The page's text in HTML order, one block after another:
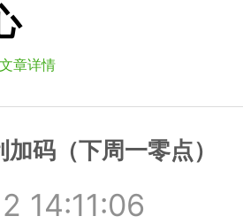
文章详情
码（下周一零点）
14:11:06